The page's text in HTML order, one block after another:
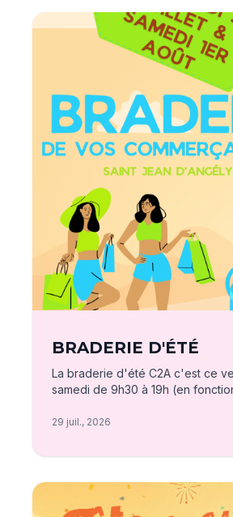
BRADERIE D'ÉTÉ
La braderie d'été C2A c'est ce
samedi de 9h30 à 19h (en
Jean d'Angély pour réaliser de
29 juil., 2026